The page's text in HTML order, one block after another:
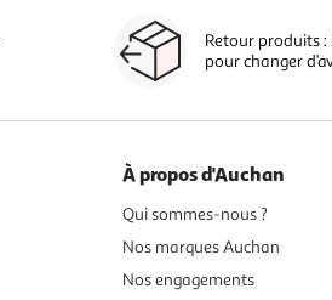
Retour produits :
pour changer
À propos d'Auchan
Qui sommes-nous ?
Nos marques Auchan
Nos engagements